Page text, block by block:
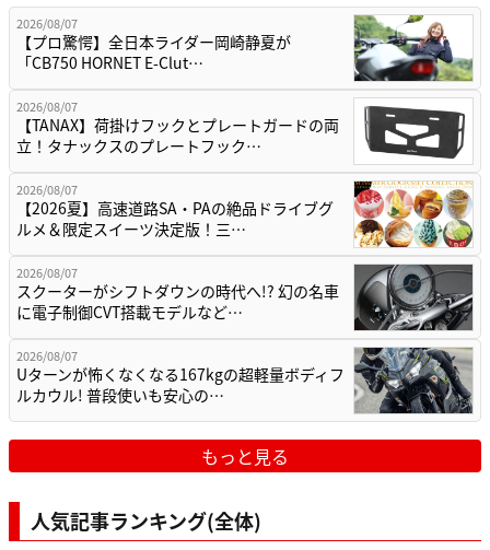
2026/08/07
【プロ驚愕】全日本ライダー岡崎静夏が
「CB750 HORNET E-Clut…
2026/08/07
【TANAX】荷掛けフックとプレートガードの両
立！タナックスのプレートフック…
2026/08/07
【2026夏】高速道路SA・PAの絶品ドライブグ
ルメ＆限定スイーツ決定版！三…
2026/08/07
スクーターがシフトダウンの時代へ!? 幻の名車
に電子制御CVT搭載モデルなど…
2026/08/07
Uターンが怖くなくなる167kgの超軽量ボディフ
ルカウル! 普段使いも安心の…
もっと見る
人気記事ランキング(全体)